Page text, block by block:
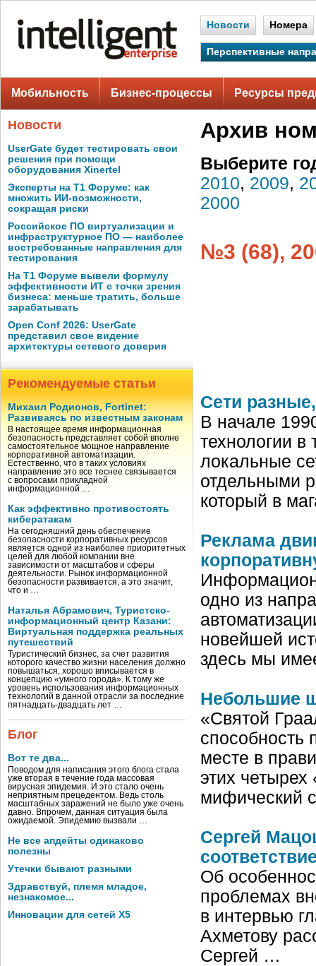
Новости Номера
Перспективные
Мобильность Бизнес-процессы Ресурсы
Новости
UserGate будет тестировать свои
решения при помощи
оборудования Xinertel
Эксперты на Т1 Форуме: как
множить ИИ-возможности,
сокращая риски
Российское ПО виртуализации и
инфраструктурное ПО — наиболее
востребованные направления для
тестирования
На Т1 Форуме вывели формулу
эффективности ИТ с точки зрения
бизнеса: меньше тратить, больше
зарабатывать
Open Conf 2026: UserGate
представил свое видение
архитектуры сетевого доверия
Рекомендуемые статьи
Михаил Родионов, Fortinet:
Развиваясь по известным законам
В настоящее время информационная
безопасность представляет собой вполне
самостоятельное мощное направление
корпоративной автоматизации.
Естественно, что в таких условиях
направление это все теснее связывается
с вопросами прикладной
информационной …
Как эффективно противостоять
кибератакам
На сегодняшний день обеспечение
безопасности корпоративных ресурсов
является одной из наиболее приоритетных
целей для любой компании вне
зависимости от масштабов и сферы
деятельности. Рынок информационной
безопасности развивается, а это значит,
что и …
Наталья Абрамович, Туристско-
информационный центр Казани:
Виртуальная поддержка реальных
путешествий
Туристический бизнес, за счет развития
которого качество жизни населения должно
повышаться, хорошо вписывается в
концепцию «умного города». К тому же
уровень использования информационных
технологий в данной отрасли за последние
пятнадцать-двадцать лет …
Блог
Вот те два...
Поводом для написания этого блога стала
уже вторая в течение года массовая
вирусная эпидемия. И это стало очень
неприятным прецедентом. Ведь столь
масштабных заражений не было уже очень
давно. Впрочем, данная ситуация была
ожидаемой. Эпидемию вызвали …
Не все апдейты одинаково
полезны
Утечки бывают разными
Здравствуй, племя младое,
незнакомое...
Инновации для сетей X5
Архив
Выберите
2010, 2009,
2000
№3 (68),
Сети
В начале
технологии в
локальные
отдельными
который в
Реклама
одно из
новейшей
здесь мы
Небольшие
«Святой
способность
месте в
этих четырех
мифический
Сергей
Об
проблемах
в интервью
Ахметову
Сергей …